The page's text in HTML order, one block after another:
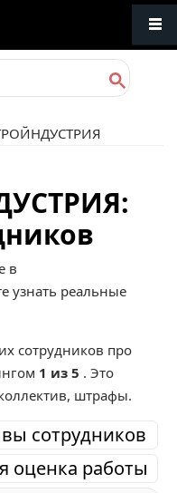
в
узнать реальные
сотрудников про
1 из 5 . Это
штрафы.
сотрудников
оценка работы